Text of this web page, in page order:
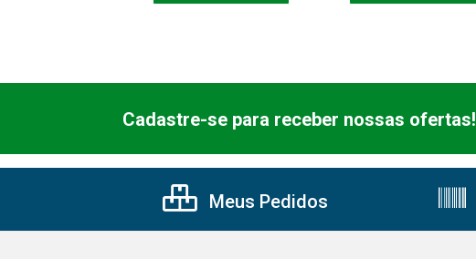
Cadastre-se para receber nossas ofertas!
Meus Pedidos